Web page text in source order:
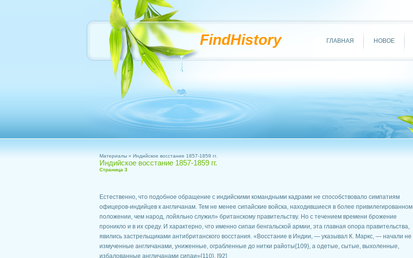
FindHistory ГЛАВНАЯ НОВОЕ
Материалы » Индийское восстание 1857-1859 гг.
Индийское восстание 1857-1859 гг.
Страница 3
Естественно, что подобное обращение с индийскими командными кадрами не способствовало симпатиям
офицеров-индийцев к англичанам. Тем не менее сипайские войска, находившиеся в более привилегированном
положении, чем народ, лойяльно служил» британскому правительству. Но с течением времени брожение
проникло и в их среду. И характерно, что именно сипаи бенгальской армии, эта главная опора правительства,
явились застрельщиками антибританского восстания. «Восстание в Индии, — указывал К. Маркс, — начали не
измученные англичанами, униженные, ограбленные до нитки райоты{109}, а одетые, сытые, выхоленные,
избалованные англичанами сипаи»{110}. [92]